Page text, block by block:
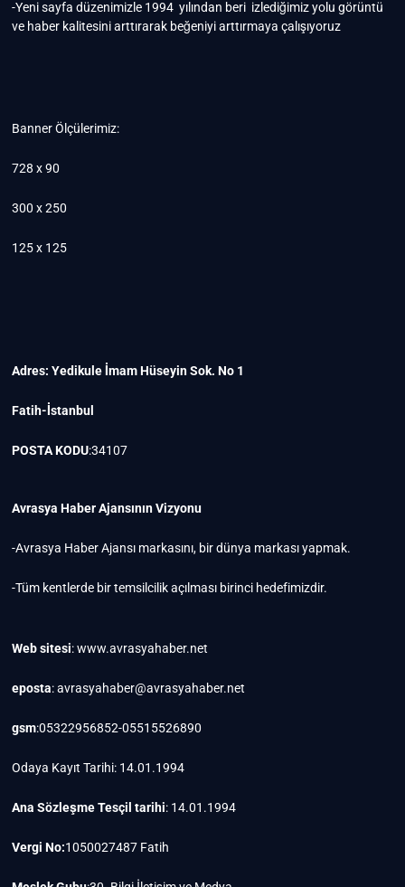
-Yeni sayfa düzenimizle 1994 yılından beri izlediğimiz yolu görüntü
ve haber kalitesini arttırarak beğeniyi arttırmaya çalışıyoruz
Banner Ölçülerimiz:
728 x 90
300 x 250
125 x 125
Adres: Yedikule İmam Hüseyin Sok. No 1
Fatih-İstanbul
POSTA KODU:34107
Avrasya Haber Ajansının Vizyonu
-Avrasya Haber Ajansı markasını, bir dünya markası yapmak.
-Tüm kentlerde bir temsilcilik açılması birinci hedefimizdir.
Web sitesi: www.avrasyahaber.net
eposta: avrasyahaber@avrasyahaber.net
gsm:05322956852-05515526890
Odaya Kayıt Tarihi: 14.01.1994
Ana Sözleşme Tesçil tarihi: 14.01.1994
Vergi No:1050027487 Fatih